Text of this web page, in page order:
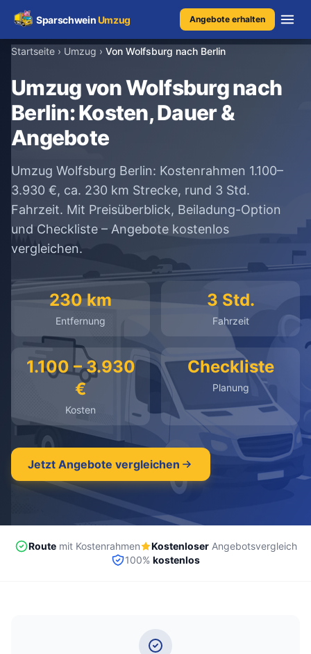
SparschweinUmzug Angebote erhalten
Umzugskosten
Kostenrechner
Ratgeber
Erfahrungen
Kostenlose Beratung
+49 1579 2639409
kostenlos unverbindlich 100% kostenlos
Startseite › Umzug › Von Wolfsburg nach Berlin
Umzug von Wolfsburg nach
Berlin: Kosten, Dauer &
Angebote
Umzug Wolfsburg Berlin: Kostenrahmen 1.100–
3.930 €, ca. 230 km Strecke, rund 3 Std.
Fahrzeit. Mit Preisüberblick, Beiladung-Option
und Checkliste – Angebote kostenlos
vergleichen.
230 km
Entfernung
3 Std.
Fahrzeit
1.100 – 3.930
€
Kosten
Checkliste
Planung
Jetzt Angebote vergleichen
Routemit Kostenrahmen KostenloserAngebotsvergleich
100% kostenlos